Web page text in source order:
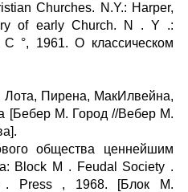
Churches. N.Y.: Harper,
of early Church. N . Y .:
°, 1961. О классическом
Лота, Пирена, МакИлвейна,
[Бебер М. Город //Вебер М.
общества ценнейшим
Block M . Feudal Society .
. Press , 1968. [Блок М.